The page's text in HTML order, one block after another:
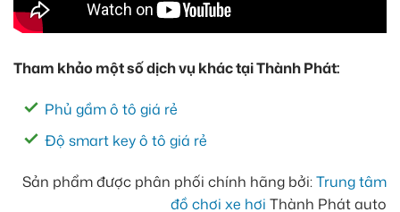
Tham khảo một số dịch vụ khác tại Thành Phát:
Phủ gầm ô tô giá rẻ
Độ smart key ô tô giá rẻ
Sản phẩm được phân phối chính hãng bởi:Trung tâm
đồ chơi xe hơi Thành Phát auto